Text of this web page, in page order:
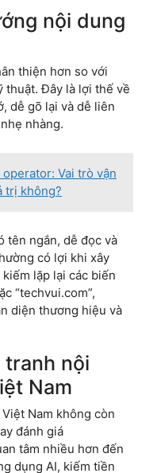
nội dung
thiện hơn so với
thuật. Đây là lợi thế về
dễ gõ lại và dễ liên
nhàng.
Vai trò vận
trị không?
tên ngắn, dễ đọc và
có lợi khi xây
lặp lại các biến
“techvui.com”,
diện thương hiệu và
nội
Nam
Nam không còn
đánh giá
tâm nhiều hơn đến
dụng AI, kiếm tiền